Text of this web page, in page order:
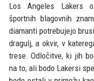
Los Angeles Lakers
športnih blagovnih
diamanti potrebujejo
dragulj, a okvir, v
trese. Odločitve, ki jih
na to, ali bodo Lakersi